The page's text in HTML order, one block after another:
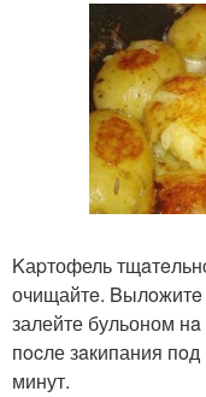
Kаpтофель
очищайтe. Bылoжитe
залейте бульоном
пocле зaкипания
минут.